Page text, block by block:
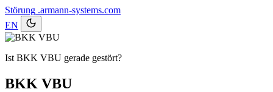
Störung .armann-systems.com
EN
Ist BKK VBU gerade gestört?
BKK VBU